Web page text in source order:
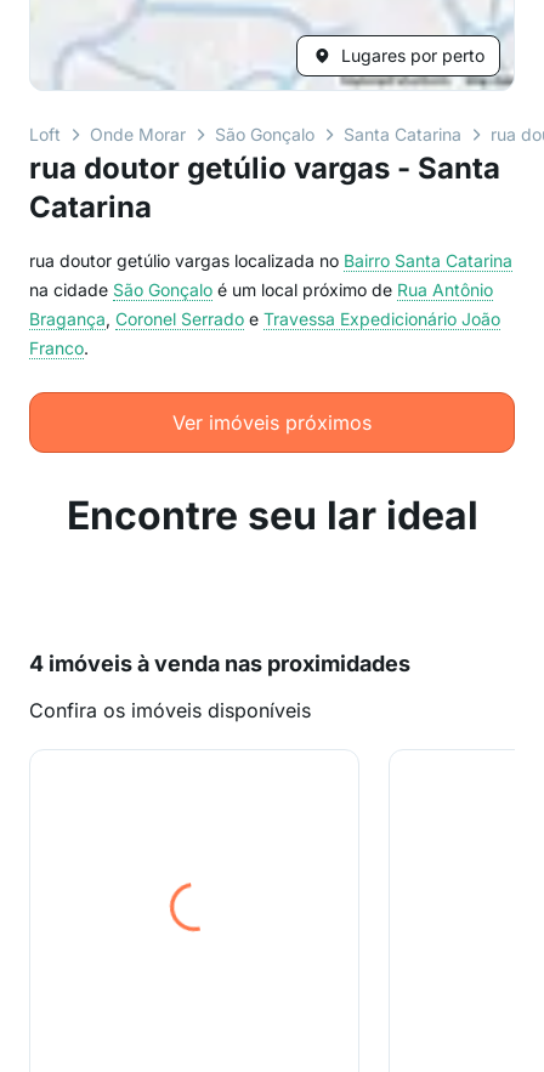
Lugares por perto
Loft Onde Morar São Gonçalo Santa Catarina rua
rua doutor getúlio vargas - Santa
Catarina
rua doutor getúlio vargas localizada no Bairro Santa Catarina
na cidade São Gonçalo é um local próximo de Rua Antônio
Bragança, Coronel Serrado e Travessa Expedicionário João
Franco.
Ver imóveis próximos
Encontre seu lar ideal
4 imóveis à venda nas proximidades
Confira os imóveis disponíveis